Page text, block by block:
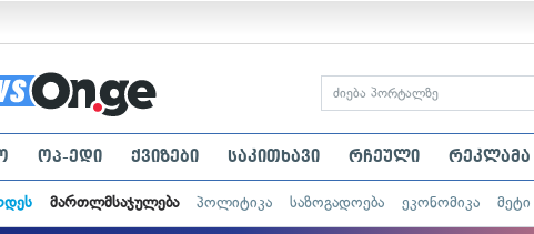
ოპ-ედი ქვიზები საკითხავი რჩეული რეკლამა
მართლმსაჯულება პოლიტიკა საზოგადოება ეკონომიკა მეტი